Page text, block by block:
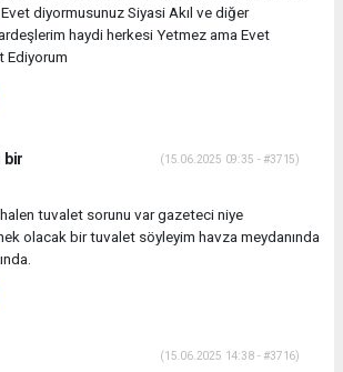
diyormusunuz Siyasi Akıl ve diğer
haydi herkesi Yetmez ama Evet
Ediyorum
bir
(15.06.2025 09:35 - #3715)
tuvalet sorunu var gazeteci niye
olacak bir tuvalet söyleyim havza meydanında
(15.06.2025 14:38 - #3716)